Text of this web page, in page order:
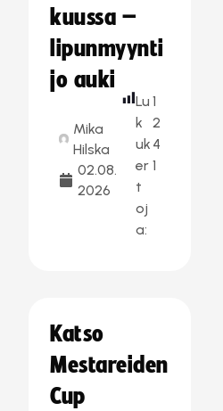
kuussa –
lipunmyynti
jo auki
Mika
Hilska
02.08.
2026
Lu
k
uk
er
t
oj
a:
1
2
4
1
Katso
Mestareiden
Cup